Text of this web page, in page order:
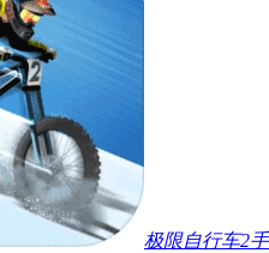
极限自行车2